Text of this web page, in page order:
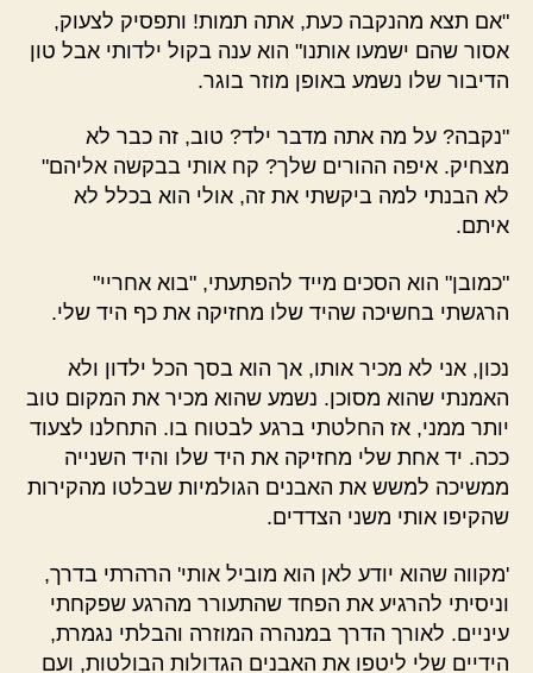
"אם תצא מהנקבה כעת, אתה תמות! ותפסיק לצעוק,
אסור שהם ישמעו אותנו" הוא ענה בקול ילדותי אבל טון
הדיבור שלו נשמע באופן מוזר בוגר.
"נקבה? על מה אתה מדבר ילד? טוב, זה כבר לא
מצחיק. איפה ההורים שלך? קח אותי בבקשה אליהם"
לא הבנתי למה ביקשתי את זה, אולי הוא בכלל לא
איתם.
"כמובן" הוא הסכים מייד להפתעתי, "בוא אחריי"
הרגשתי בחשיכה שהיד שלו מחזיקה את כף היד שלי.
נכון, אני לא מכיר אותו, אך הוא בסך הכל ילדון ולא
האמנתי שהוא מסוכן. נשמע שהוא מכיר את המקום טוב
יותר ממני, אז החלטתי ברגע לבטוח בו. התחלנו לצעוד
ככה. יד אחת שלי מחזיקה את היד שלו והיד השנייה
ממשיכה למשש את האבנים הגולמיות שבלטו מהקירות
שהקיפו אותי משני הצדדים.
'מקווה שהוא יודע לאן הוא מוביל אותי' הרהרתי בדרך,
וניסיתי להרגיע את הפחד שהתעורר מהרגע שפקחתי
עיניים. לאורך הדרך במנהרה המוזרה והבלתי נגמרת,
הידיים שלי ליטפו את האבנים הגדולות הבולטות, ועם